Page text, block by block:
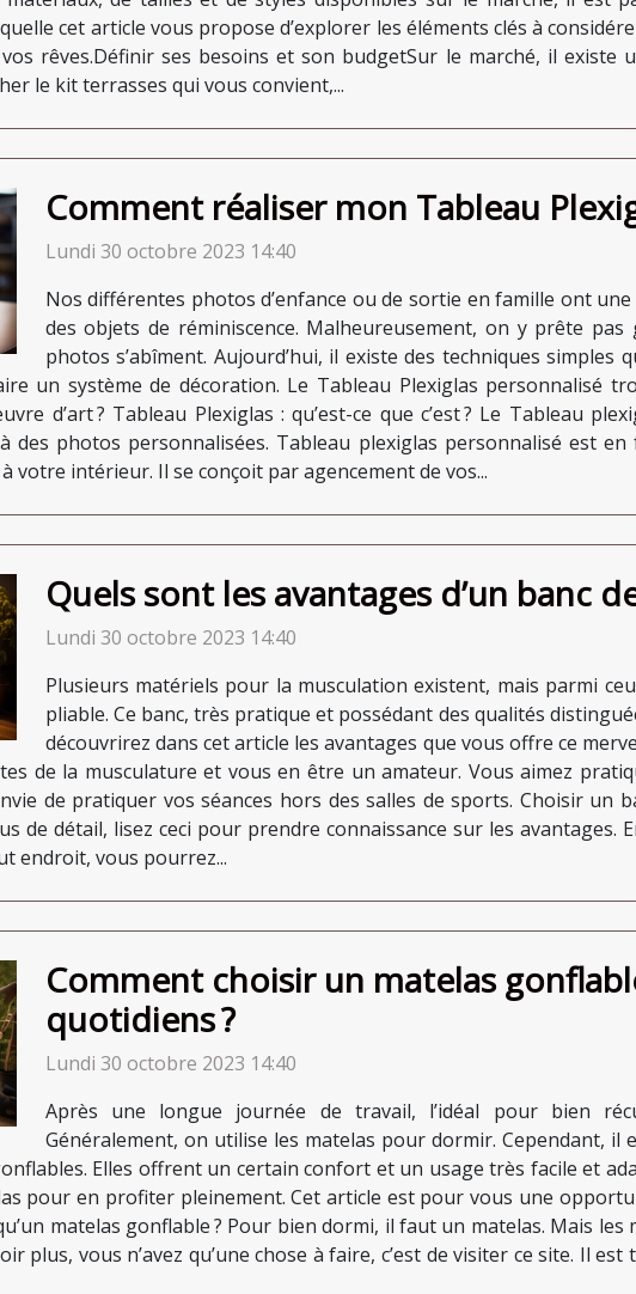
cet article vous propose d’explorer les éléments clés à
rêves.Définir ses besoins et son budgetSur le marché, il existe
le kit terrasses qui vous convient,...
Comment réaliser mon Tableau
Lundi 30 octobre 2023 14:40
Nos différentes photos d’enfance ou de sortie en famille ont
des objets de réminiscence. Malheureusement, on y prête
photos s’abîment. Aujourd’hui, il existe des techniques simples
un système de décoration. Le Tableau Plexiglas personnalisé
d’art ? Tableau Plexiglas : qu’est-ce que c’est ? Le Tableau
des photos personnalisées. Tableau plexiglas personnalisé est
votre intérieur. Il se conçoit par agencement de vos...
Quels sont les avantages d’un banc
Lundi 30 octobre 2023 14:40
Plusieurs matériels pour la musculation existent, mais parmi
pliable. Ce banc, très pratique et possédant des qualités
découvrirez dans cet article les avantages que vous offre ce
de la musculature et vous en être un amateur. Vous aimez
de pratiquer vos séances hors des salles de sports. Choisir un
de détail, lisez ceci pour prendre connaissance sur les avantages.
endroit, vous pourrez...
Comment choisir un matelas
quotidiens ?
Lundi 30 octobre 2023 14:40
Après une longue journée de travail, l’idéal pour bien
Généralement, on utilise les matelas pour dormir. Cependant, il
Elles offrent un certain confort et un usage très facile et
pour en profiter pleinement. Cet article est pour vous une
matelas gonflable ? Pour bien dormi, il faut un matelas. Mais
plus, vous n’avez qu’une chose à faire, c’est de visiter ce site. Il